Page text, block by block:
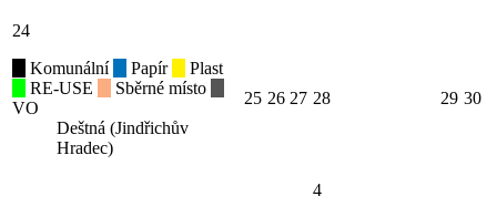
24
Komunální
Papír
Plast
RE-USE
Sběrné místo
VO
Deštná (Jindřichův
Hradec)
25 26 27 28 29 30
4